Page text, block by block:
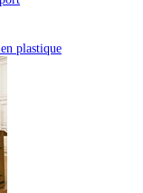
plastique